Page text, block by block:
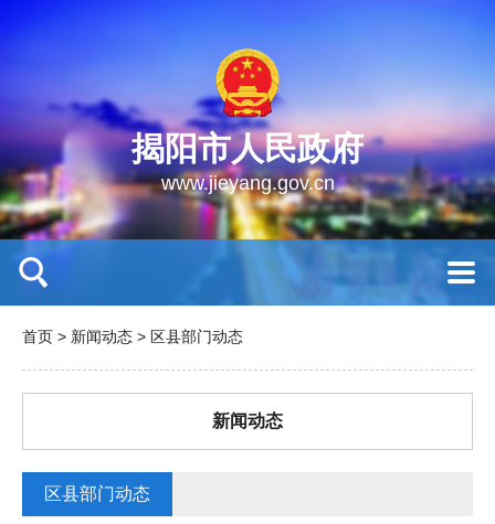
揭阳市人民政府
www.jieyang.gov.cn
首页 > 新闻动态 > 区县部门动态
新闻动态
区县部门动态